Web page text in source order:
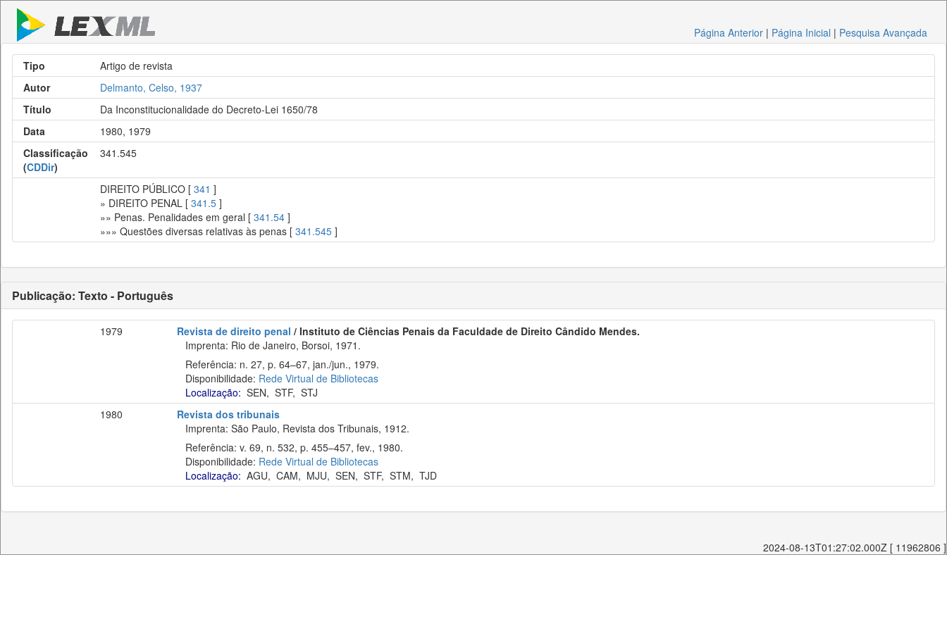
Página Anterior | Página Inicial | Pesquisa Avançada
Tipo
Artigo de revista
Autor
Delmanto, Celso, 1937
Título
Da Inconstitucionalidade do Decreto-Lei 1650/78
Data
1980, 1979
Classificação
(CDDir)
341.545
DIREITO PÚBLICO [ 341 ]
» DIREITO PENAL [ 341.5 ]
»» Penas. Penalidades em geral [ 341.54 ]
»»» Questões diversas relativas às penas [ 341.545 ]
Publicação: Texto - Português
1979 Revista de direito penal / Instituto de Ciências Penais da Faculdade de Direito Cândido Mendes.
Imprenta: Rio de Janeiro, Borsoi, 1971.
Referência: n. 27, p. 64–67, jan./jun., 1979.
Disponibilidade: Rede Virtual de Bibliotecas
Localização: SEN, STF, STJ
1980
Revista dos tribunais
Imprenta: São Paulo, Revista dos Tribunais, 1912.
Referência: v. 69, n. 532, p. 455–457, fev., 1980.
Disponibilidade: Rede Virtual de Bibliotecas
Localização: AGU, CAM, MJU, SEN, STF, STM, TJD
2024-08-13T01:27:02.000Z [ 11962806 ]